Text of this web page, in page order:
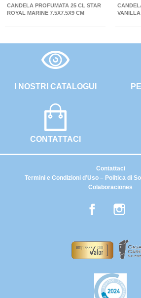
CANDELA PROFUMATA 25 CL STAR
ROYAL MARINE 7.5X7.5X9 CM
VANILLA
I NOSTRI CATALOGUI
CONTATTACI
Termini e Condizioni d’Uso – Politica di
Colaboraciones
Contattaci
Facebook